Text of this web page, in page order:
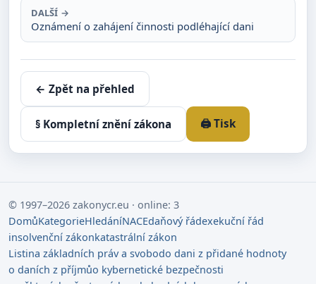
DALŠÍ →
Oznámení o zahájení činnosti podléhající dani
← Zpět na přehled
§ Kompletní znění zákona 🖨️ Tisk
© 1997–2026 zakonycr.eu · online: 3
DomůKategorieHledáníNACEdaňový řádexekuční řád
insolvenční zákonkatastrální zákon
Listina základních práv a svobodo dani z přidané hodnoty
o daních z příjmůo kybernetické bezpečnosti